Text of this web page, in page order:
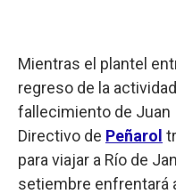
Mientras el plantel
regreso de la
fallecimiento de Juan
Directivo de Peñarol
para viajar a Río de
setiembre enfrentará